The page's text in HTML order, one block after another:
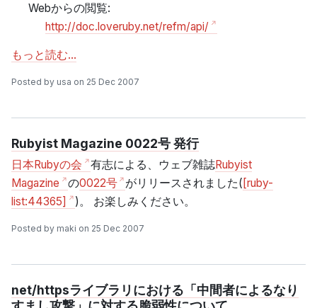
Webからの閲覧:
http://doc.loveruby.net/refm/api/
もっと読む…
Posted by usa on 25 Dec 2007
Rubyist Magazine 0022号 発行
日本Rubyの会 有志による、ウェブ雑誌Rubyist
Magazine
の0022号 がリリースされました( [ruby-
list:44365]
)。 お楽しみください。
Posted by maki on 25 Dec 2007
net/httpsライブラリにおける「中間者によるなり